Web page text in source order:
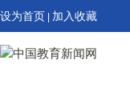
设为首页 加入收藏